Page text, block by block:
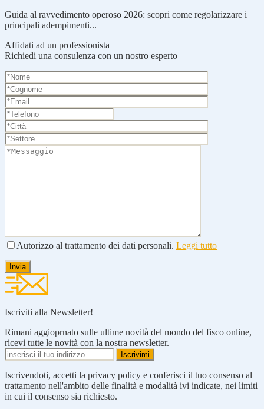
Guida al ravvedimento operoso 2026: scopri come regolarizzare i
principali adempimenti...
Affidati ad un professionista
Richiedi una consulenza con un nostro esperto
Autorizzo al trattamento dei dati personali. Leggi tutto
Iscriviti alla Newsletter!
Rimani aggioprnato sulle ultime novità del mondo del fisco online,
ricevi tutte le novità con la nostra newsletter.
Iscrivendoti, accetti la privacy policy e conferisci il tuo consenso al
trattamento nell'ambito delle finalità e modalità ivi indicate, nei limiti
in cui il consenso sia richiesto.